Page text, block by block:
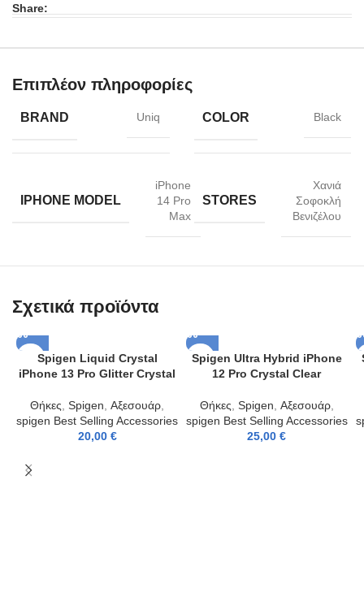
Share:
Επιπλέον πληροφορίες
BRAND Uniq COLOR Black
IPHONE MODEL
iPhone
14 Pro
Max
STORES
Χανιά
Σοφοκλή
Βενιζέλου
Σχετικά προϊόντα
Spigen Liquid Crystal
iPhone 13 Pro Glitter Crystal
Θήκες Spigen Αξεσουάρ
spigen Best Selling Accessories
20,00 €
Spigen Ultra Hybrid iPhone
12 Pro Crystal Clear
Θήκες Spigen Αξεσουάρ,
spigen Best Selling Accessories
25,00€